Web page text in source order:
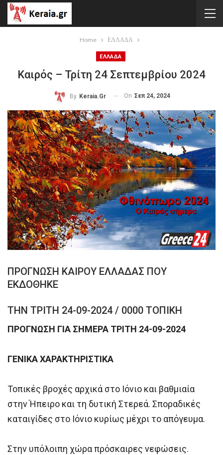
Home ΕΛΛΑΔΑ
ΕΛΛΑΔΑ
Καιρός – Τρίτη 24 Σεπτεμβρίου 2024
By Keraia.gr On Σεπ 24, 2024
ΠΡΟΓΝΩΣΗ ΚΑΙΡΟΥ ΕΛΛΑΔΑΣ ΠΟΥ
ΕΚΔΟΘΗΚΕ
ΤΗΝ ΤΡΙΤΗ 24-09-2024 / 0000 ΤΟΠΙΚΗ
ΠΡΟΓΝΩΣΗ ΓΙΑ ΣΗΜΕΡΑ ΤΡΙΤΗ 24-09-2024
ΓΕΝΙΚΑ ΧΑΡΑΚΤΗΡΙΣΤΙΚΑ
Τοπικές βροχές αρχικά στο Ιόνιο και βαθμιαία
στην Ήπειρο και τη δυτική Στερεά. Σποραδικές
καταιγίδες στο Ιόνιο κυρίως μέχρι το απόγευμα.
Στην υπόλοιπη χώρα πρόσκαιρες νεφώσεις.